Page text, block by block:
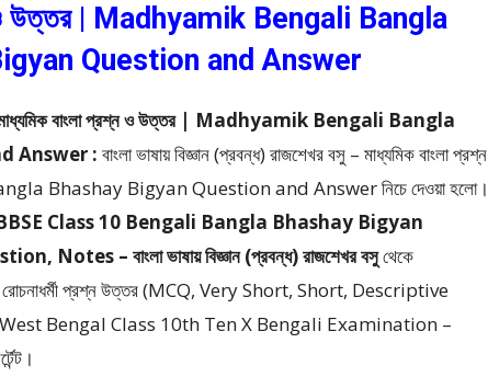
ও উত্তর | Madhyamik Bengali Bangla
Question and Answer
বসু – মাধ্যমিক বাংলা প্রশ্ন ও উত্তর | Madhyamik Bengali Bangla
Answer : বাংলা ভাষায় বিজ্ঞান (প্রবন্ধ) রাজশেখর বসু – মাধ্যমিক বাংলা প্রশ্ন
Bhashay Bigyan Question and Answerনিচে দেওয়া হলো।
– WBBSE Class 10 Bengali Bangla Bhashay Bigyan
– বাংলা ভাষায় বিজ্ঞান (প্রবন্ধ) রাজশেখর বসুথেকে
রোচনাধর্মী প্রশ্ন উত্তর (MCQ, Very Short, Short, Descriptive
West Bengal Class 10th Ten X Bengali Examination –